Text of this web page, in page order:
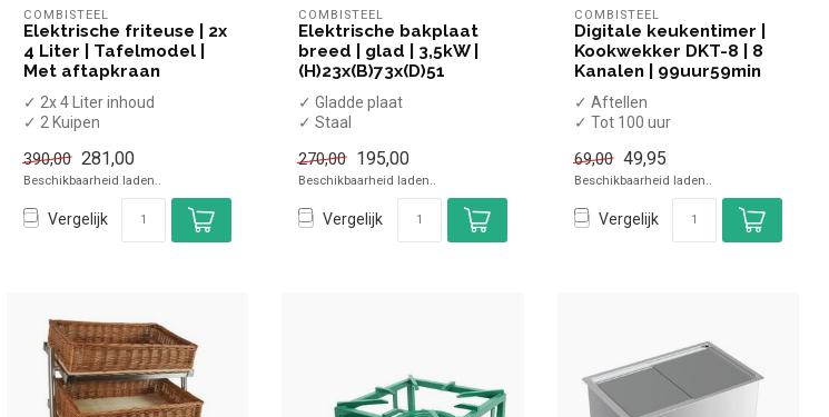
COMBISTEEL
Elektrische friteuse | 2x
4 Liter | Tafelmodel |
Met aftapkraan
✓ 2x 4 Liter inhoud
✓ 2 Kuipen
✓ Tafelmodel
✓ 2x 2 kW, 2x 2...
390,00 281,00
Beschikbaarheid laden..
Vergelijk
COMBISTEEL
Elektrische bakplaat
breed | glad | 3,5kW |
(H)23x(B)73x(D)51
✓ Gladde plaat
✓ Staal
✓ 3,5kW vermogen
✓ 230 Volt
270,00 195,00
Beschikbaarheid laden..
Vergelijk
COMBISTEEL
Digitale keukentimer |
Kookwekker DKT-8 | 8
Kanalen | 99uur59min
✓ Aftellen
✓ Tot 100 uur
geheugenfunctie
✓ Breedte 30 cm...
69,00 49,95
Beschikbaarheid laden..
Vergelijk